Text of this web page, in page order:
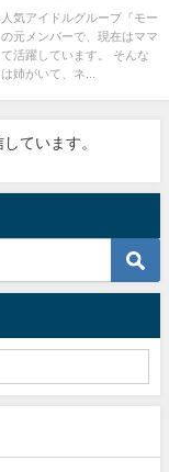
気アイドルグループ『モー
元メンバーで、現在はママ
活躍しています。 そんな
姉がいて、ネ...
ています。